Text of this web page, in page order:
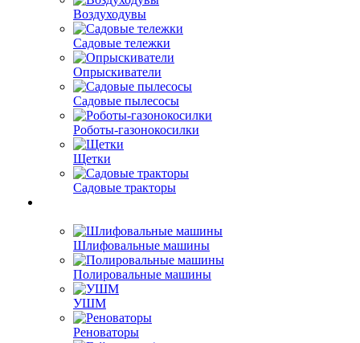
Воздуходувы
Садовые тележки
Опрыскиватели
Садовые пылесосы
Роботы-газонокосилки
Щетки
Садовые тракторы
Шлифовальные машины
Полировальные машины
УШМ
Реноваторы